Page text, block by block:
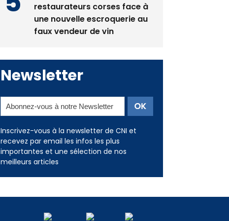
restaurateurs corses face à
une nouvelle escroquerie au
faux vendeur de vin
Newsletter
Inscrivez-vous à la newsletter de CNI et
recevez par email les infos les plus
importantes et une sélection de nos
meilleurs articles